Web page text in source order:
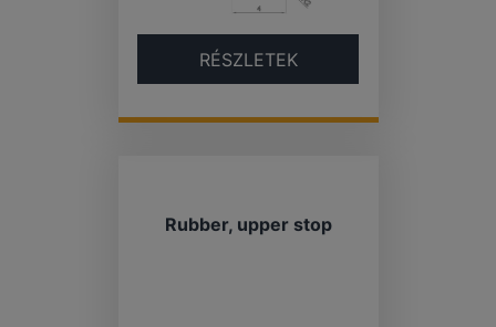
RÉSZLETEK
Rubber, upper stop